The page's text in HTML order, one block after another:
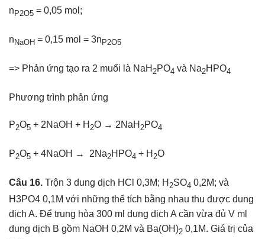
n P2O5 = 0,05 mol;
n NaOH = 0,15 mol = 3n P2O5
=> Phản ứng tạo ra 2 muối là NaH 2PO4 và Na2HPO4
Phương trình phản ứng
P2O5 + 2NaOH + H 2O → 2NaH 2PO4
P2O5 + 4NaOH → 2Na2HPO4 + H 2O
Câu 16. Trộn 3 dung dịch HCl 0,3M; H 2SO4 0,2M; và
H3PO4 0,1M với những thể tích bằng nhau thu được dung
dịch A. Để trung hòa 300 ml dung dịch A cần vừa đủ V ml
dung dịch B gồm NaOH 0,2M và Ba(OH)2 0,1M. Giá trị của